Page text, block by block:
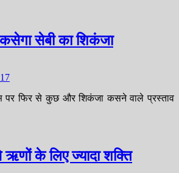
सेबी का शिकंजा
पर फिर से कुछ और शिकंजा कसने वाले प्रस्ताव
के लिए ज्यादा शक्ति